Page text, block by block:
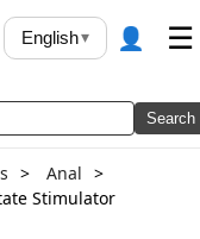
Search
English▾ 👤 ☰
Anal
Stimulator